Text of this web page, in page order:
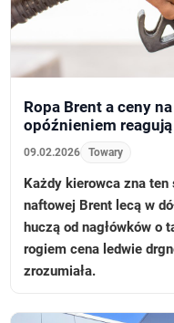
Ropa Brent a ceny
opóźnieniem
09.02.2026 Towary
Każdy kierowca zna
naftowej Brent lecą w
huczą od nagłówków o
rogiem cena ledwie
zrozumiała.